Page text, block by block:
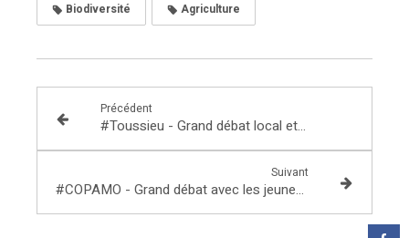
Biodiversité Agriculture
Précédent
#Toussieu - Grand débat local et citoyen
Suivant
#COPAMO - Grand débat avec les jeunes des Missions locales et E2C du Rhône